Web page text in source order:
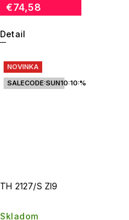
€74,58
Detail
NOVINKA
SALECODE:SUN10:10:%
TH 2127/S ZI9
Skladom